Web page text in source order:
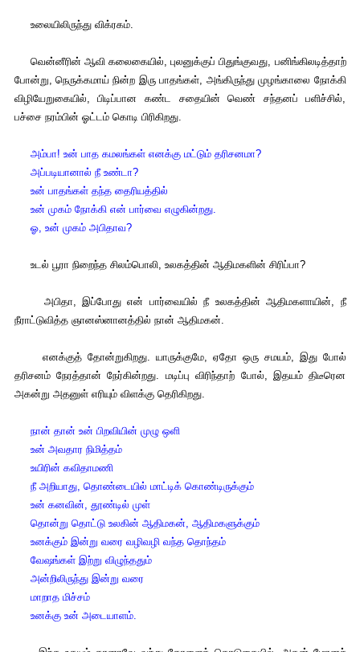
உலையிலிருந்து விக்ரகம்.
வென்னீரின் ஆவி கலைகையில், புலனுக்குப் பிதுங்குவது, பனிங்கிலடித்தாற்
போன்று, நெருக்கமாய் நின்ற இரு பாதங்கள், அங்கிருந்து முழங்காலை நோக்கி
விழியேறுகையில், பிடிப்பான கண்ட சதையின் வெண் சந்தனப் பளிச்சில்,
பச்சை நரம்பின் ஓட்டம் கொடி பிரிகிறது.
அம்பா! உன் பாத கமலங்கள் எனக்கு மட்டும் தரிசனமா?
அப்படியானால் நீ உண்டா?
உன் பாதங்கள் தந்த தைரியத்தில்
உன் முகம் நோக்கி என் பார்வை எழுகின்றது.
ஓ, உன் முகம் அபிதாவ?
உடல் பூரா நிறைந்த சிலம்பொலி, உலகத்தின் ஆதிமகளின் சிரிப்பா?
அபிதா, இப்போது என் பார்வையில் நீ உலகத்தின் ஆதிமகளாயின், நீ
நீராட்டுவித்த ஞானஸ்னானத்தில் நான் ஆதிமகன்.
எனக்குத் தோன்றுகிறது. யாருக்குமே, ஏதோ ஒரு சமயம், இது போல்
தரிசனம் நேரத்தான் நேர்கின்றது. மடிப்பு விரிந்தாற் போல், இதயம் திடீரென
அகன்று அதனுள் எரியும் விளக்கு தெரிகிறது.
நான் தான் உன் பிறவியின் முழு ஒளி
உன் அவதார நிமித்தம்
உயிரின் கவிதாமணி
நீ அறியாது, தொண்டையில் மாட்டிக் கொண்டிருக்கும்
உன் கனவின், தூண்டில் முள்
தொன்று தொட்டு உலகின் ஆதிமகன், ஆதிமகளுக்கும்
உனக்கும் இன்று வரை வழிவழி வந்த தொந்தம்
வேஷங்கள் இற்று விழுந்ததும்
அன்றிலிருந்து இன்று வரை
மாறாத மிச்சம்
உனக்கு உன் அடையாளம்.